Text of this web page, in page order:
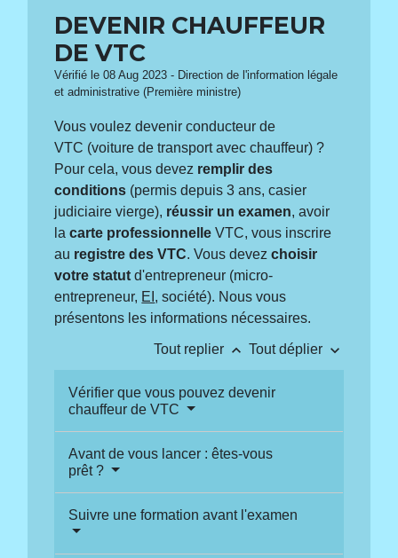
DEVENIR CHAUFFEUR
DE VTC
Vérifié le 08 Aug 2023 - Direction de l'information légale
et administrative (Première ministre)
Vous voulez devenir conducteur de
VTC (voiture de transport avec chauffeur) ?
Pour cela, vous devez remplir des
conditions (permis depuis 3 ans, casier
judiciaire vierge), réussir un examen, avoir
lacarte professionnelle VTC, vous inscrire
au registre des VTC. Vous devezchoisir
votre statut d'entrepreneur (micro-
entrepreneur, EI , société). Nous vous
présentons les informations nécessaires.
Tout replier keyboard_arrow_up Tout déplier keyboard_arrow_down
Vérifier que vous pouvez devenir
chauffeur de VTC
Avant de vous lancer : êtes-vous
prêt ?
Suivre une formation avant l'examen